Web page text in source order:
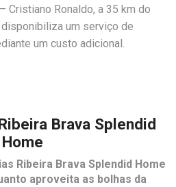
Cristiano Ronaldo, a 35 km do
um serviço de
um custo adicional.
Brava Splendid
Home
Ribeira Brava Splendid Home
aproveita as bolhas da